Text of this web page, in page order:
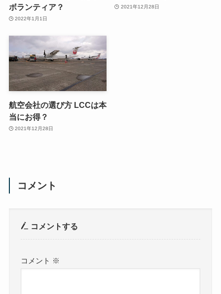
ボランティア？
2022年1月1日
2021年12月28日
航空会社の選び方 LCCは本
当にお得？
2021年12月28日
コメント
コメントする
コメント ※